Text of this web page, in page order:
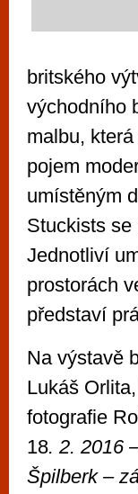
britského
východního
malbu,
pojem
umístěným
Stuckists se
Jednotliví
prostorách
představí
Na výstavě
Lukáš
fotografie
18. 2. 2016
Špilberk –